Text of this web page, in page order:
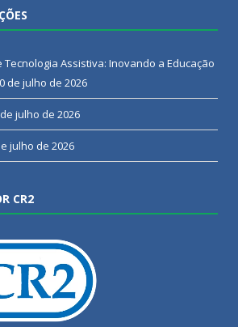
Assistiva: Inovando a Educação
de julho de 2026
julho de 2026
julho de 2026
CR2